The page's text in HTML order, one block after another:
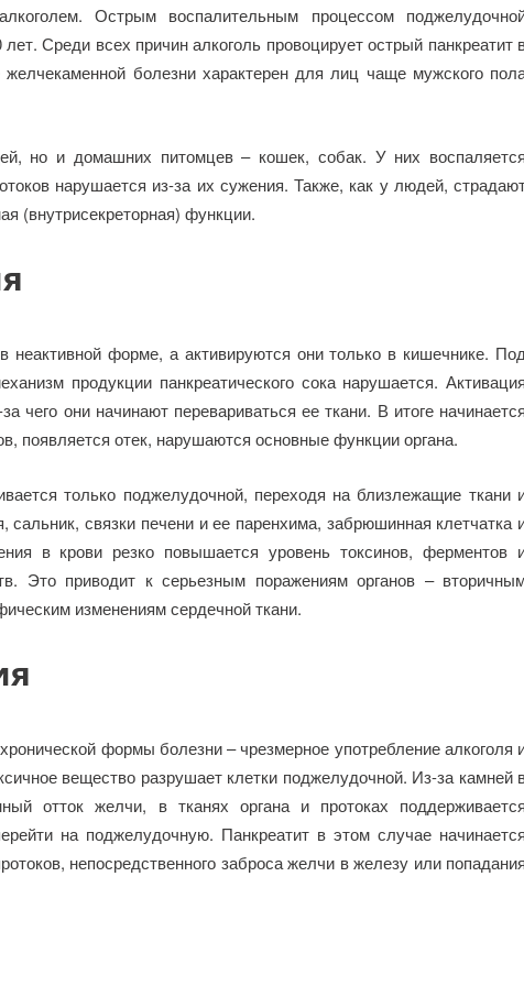
Острым воспалительным процессом
Среди всех причин алкоголь провоцирует острый панкреатит
болезни характерен для лиц чаще мужского
но и домашних питомцев – кошек, собак. У них
нарушается из-за их сужения. Также, как у людей,
(внутрисекреторная) функции.
форме, а активируются они только в кишечнике.
продукции панкреатического сока нарушается.
чего они начинают перевариваться ее ткани. В итоге
появляется отек, нарушаются основные функции органа.
только поджелудочной, переходя на близлежащие ткани
сальник, связки печени и ее паренхима, забрюшинная клетчатка
в крови резко повышается уровень токсинов, ферментов
Это приводит к серьезным поражениям органов –
изменениям сердечной ткани.
формы болезни – чрезмерное употребление алкоголя
вещество разрушает клетки поджелудочной. Из-за камней
отток желчи, в тканях органа и протоках
на поджелудочную. Панкреатит в этом случае
непосредственного заброса желчи в железу или